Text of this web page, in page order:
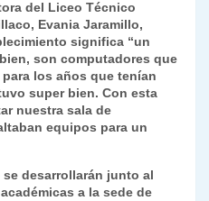
del Liceo Técnico
Evania Jaramillo,
significa “un
son computadores que
los años que tenían
super bien. Con esta
nuestra sala de
equipos para un
desarrollarán junto al
a la sede de